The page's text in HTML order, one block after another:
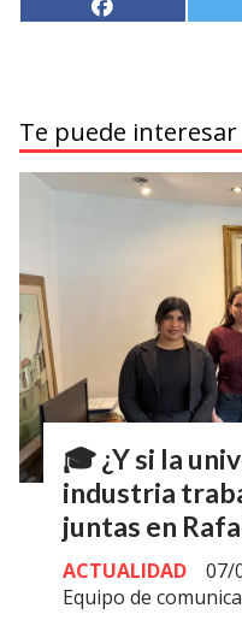
Te puede interesar
🎓 ¿Y si la
industria
juntas en
Equipo de
ACTUALIDAD 07/